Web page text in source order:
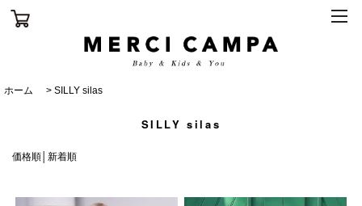
ホーム > SILLY silas
SILLY silas
価格順 新着順